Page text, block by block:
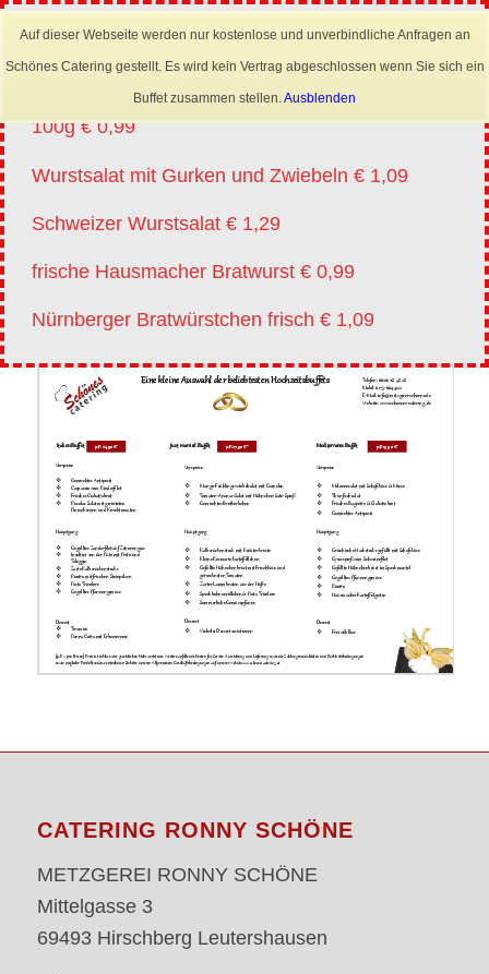
Auf dieser Webseite werden nur kostenlose und unverbindliche Anfragen an
Schönes Catering gestellt. Es wird kein Vertrag abgeschlossen wenn Sie sich ein
Buffet zusammen stellen.Ausblenden
Hochzeitsflyer
CATERING RONNY SCHÖNE
METZGEREI RONNY SCHÖNE
Mittelgasse 3
69493 Hirschberg Leutershausen
Lyoner für Wurstsalat in Scheiben oder Streifen
100g € 0,99
Wurstsalat mit Gurken und Zwiebeln € 1,09
Schweizer Wurstsalat € 1,29
frische Hausmacher Bratwurst € 0,99
Nürnberger Bratwürstchen frisch € 1,09
×